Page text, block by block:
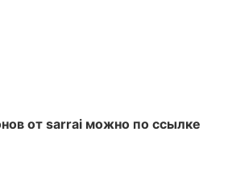
от sarrai можно по ссылке